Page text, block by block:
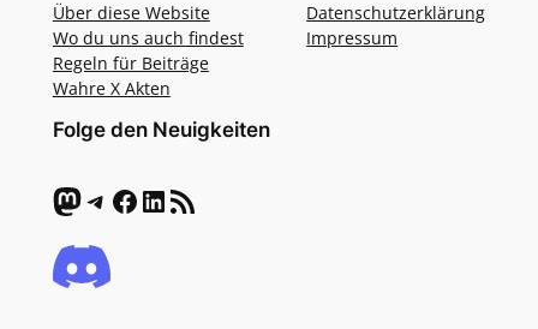
Über diese Website
Wo du uns auch findest
Regeln für Beiträge
Wahre X Akten
Datenschutzerklärung
Impressum
Folge den Neuigkeiten
Mastodon Telegram Facebook LinkedIn RSS-Feed